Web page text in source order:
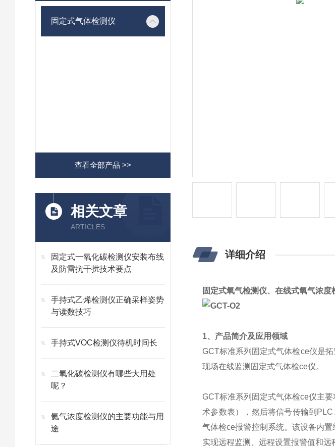
固定式气体检测仪
查看全部产品 >>
相关文章
ARTICLES
固定式一氧化碳检测仪安装布线
及防雷抗干扰技术要点
手持式乙烯检测仪正确采样姿势
与读数技巧
手持式VOC检测仪待机时间长
二氧化碳检测仪有哪些大用处
呢？
氦气浓度检测仪的主要功能与用
途
详细介绍
固定式氧气检测仪、在线式氧气浓度
1、产品简介及应用领域
GCT标准系列固定式气体检ce仪是
现场在线监测固定式气体检ce仪。
GCT标准系列固定式气体检ce仪主
术参数表），然后将信号传输到
气体检ce报警控制系统。该设备内
实现远程监测、远程设置报警值和远